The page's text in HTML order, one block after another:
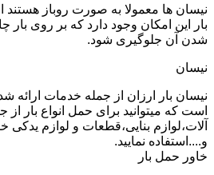
نیسان ها معمولا به صورت روباز
بار این امکان وجود دارد که بر روی
شدن آن جلوگیری شود.
نیسان
نیسان بار ارزان از جمله خدمات ارائه
است که میتوانید برای حمل انواع بار
آلات،لوازم بنایی،قطعات و لوازم یدکی
و....استفاده نمایید.
خاور حمل بار